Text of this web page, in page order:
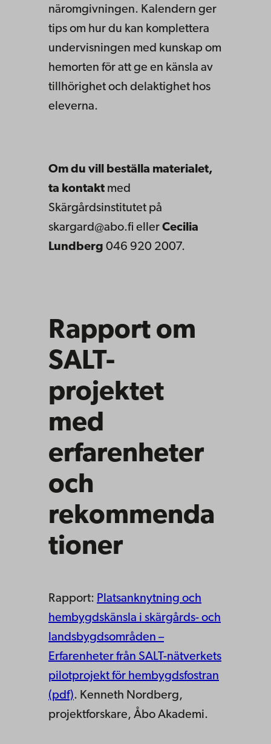
näromgivningen. Kalendern ger
tips om hur du kan komplettera
undervisningen med kunskap om
hemorten för att ge en känsla av
tillhörighet och delaktighet hos
eleverna.
Om du vill beställa materialet,
ta kontakt med
Skärgårdsinstitutet på
skargard@abo.fi eller Cecilia
Lundberg 046 920 2007.
Rapport om
SALT-
projektet
med
erfarenheter
och
rekommenda
tioner
Rapport: Platsanknytning och
hembygdskänsla i skärgårds- och
landsbygdsområden –
Erfarenheter från SALT-nätverkets
pilotprojekt för hembygdsfostran
(pdf). Kenneth Nordberg,
projektforskare, Åbo Akademi.